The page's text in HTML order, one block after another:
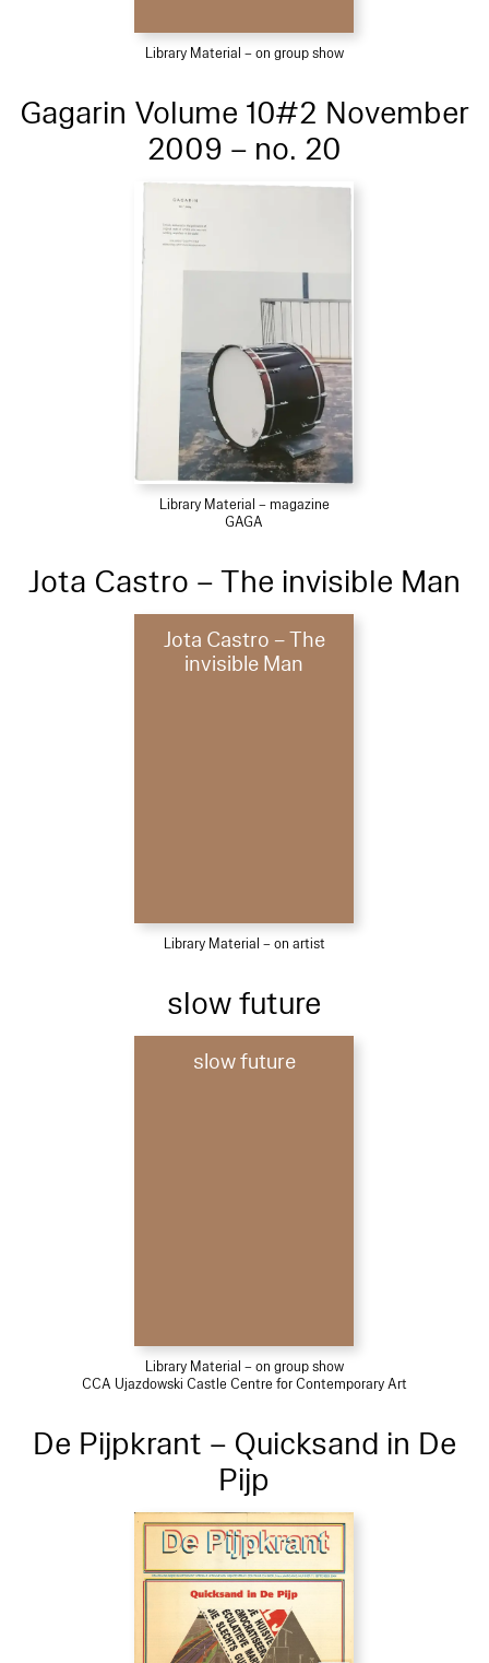
Library Material – on group show
Gagarin Volume 10#2 November
2009 – no. 20
Library Material – magazine
GAGA
Jota Castro – The invisible Man
Jota Castro – The
invisible Man
Library Material – on artist
slow future
slow future
Library Material – on group show
CCA Ujazdowski Castle Centre for Contemporary Art
De Pijpkrant – Quicksand in De
Pijp